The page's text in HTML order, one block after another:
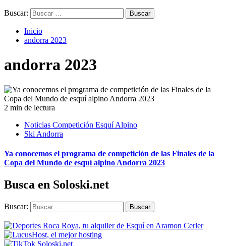
Buscar:
Inicio
andorra 2023
andorra 2023
2 min de lectura
Noticias Competición Esquí Alpino
Ski Andorra
Ya conocemos el programa de competición de las Finales de la
Copa del Mundo de esquí alpino Andorra 2023
Busca en Soloski.net
Buscar: